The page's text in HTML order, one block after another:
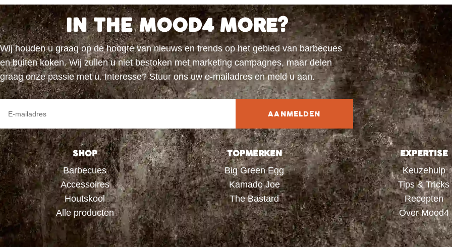
IN THE MOOD4 MORE?
Wij houden u graag op de hoogte van nieuws en trends op het gebied van barbecues
en buiten koken. Wij zullen u niet bestoken met marketing campagnes, maar delen
graag onze passie met u. Interesse? Stuur ons uw e-mailadres en meld u aan.
AANMELDEN
SHOP
Barbecues
Accessoires
Houtskool
Alle producten
TOPMERKEN
Big Green Egg
Kamado Joe
The Bastard
EXPERTISE
Keuzehulp
Tips & Tricks
Recepten
Over Mood4